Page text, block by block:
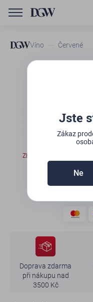
Víno Červené
GTIN/
0,75l
Zboží není skladem
Doprava zdarma
při nákupu nad
3500 Kč
Jste
Zákaz
Ne